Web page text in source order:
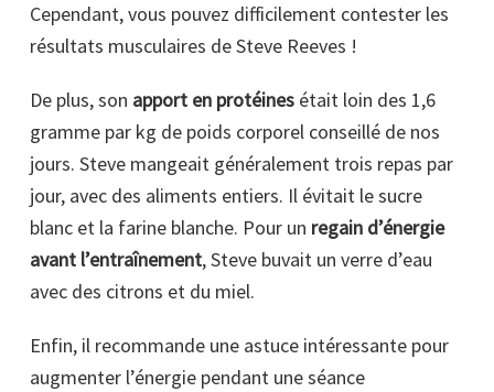
Cependant, vous pouvez difficilement contester les
résultats musculaires de Steve Reeves !
De plus, son apport en protéines était loin des 1,6
gramme par kg de poids corporel conseillé de nos
jours. Steve mangeait généralement trois repas par
jour, avec des aliments entiers. Il évitait le sucre
blanc et la farine blanche. Pour un regain d’énergie
avant l’entraînement, Steve buvait un verre d’eau
avec des citrons et du miel.
Enfin, il recommande une astuce intéressante pour
augmenter l’énergie pendant une séance